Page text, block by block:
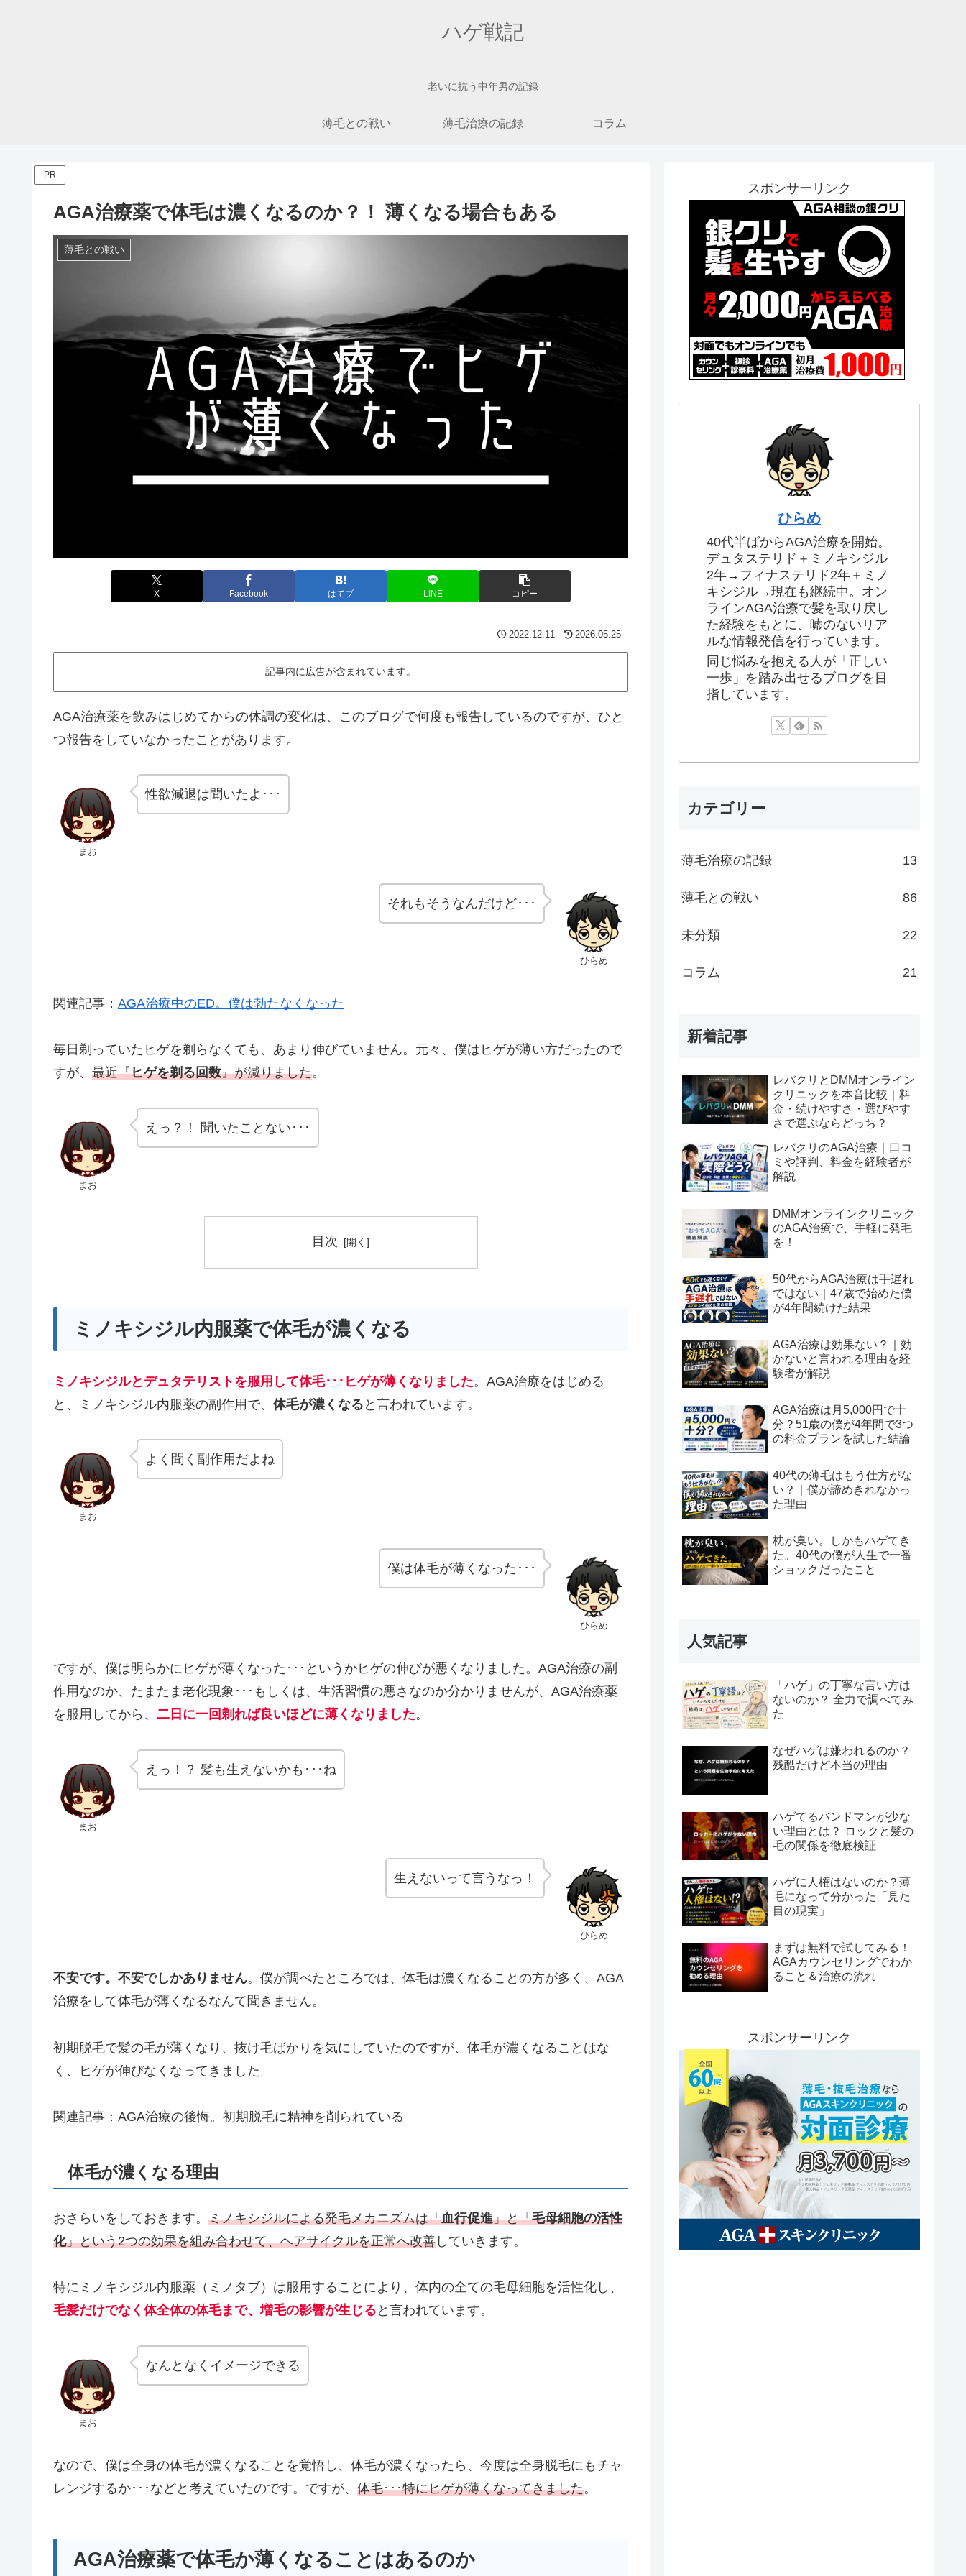
ハゲ戦記
老いに抗う中年男の記録
薄毛との戦い 薄毛治療の記録 コラム
PR
AGA治療薬で体毛は濃くなるのか？！ 薄くなる場合もある
薄毛との戦い
X Facebook はてブ LINE コピー
2022.12.11 2026.05.25
記事内に広告が含まれています。
AGA治療薬を飲みはじめてからの体調の変化は、このブログで何度も報告しているのですが、ひと
つ報告をしていなかったことがあります。
まお
性欲減退は聞いたよ･･･
ひらめ
それもそうなんだけど･･･
関連記事： AGA治療中のED。僕は勃たなくなった
毎日剃っていたヒゲを剃らなくても、あまり伸びていません。元々、僕はヒゲが薄い方だったので
すが、 最近『ヒゲを剃る回数』が減りました。
まお
えっ？！ 聞いたことない･･･
目次
ミノキシジル内服薬で体毛が濃くなる
ミノキシジルとデュタテリストを服用して体毛･･･ヒゲが薄くなりました。AGA治療をはじめる
と、ミノキシジル内服薬の副作用で、 体毛が濃くなる と言われています。
まお
よく聞く副作用だよね
ひらめ
僕は体毛が薄くなった･･･
ですが、僕は明らかにヒゲが薄くなった･･･というかヒゲの伸びが悪くなりました。AGA治療の副
作用なのか、たまたま老化現象･･･もしくは、生活習慣の悪さなのか分かりませんが、AGA治療薬
を服用してから、 二日に一回剃れば良いほどに薄くなりました。
まお
えっ！？ 髪も生えないかも･･･ね
ひらめ
生えないって言うなっ！
不安です。不安でしかありません。僕が調べたところでは、体毛は濃くなることの方が多く、AGA
治療をして体毛が薄くなるなんて聞きません。
初期脱毛で髪の毛が薄くなり、抜け毛ばかりを気にしていたのですが、体毛が濃くなることはな
く、ヒゲが伸びなくなってきました。
関連記事：AGA治療の後悔。初期脱毛に精神を削られている
体毛が濃くなる理由
おさらいをしておきます。 ミノキシジルによる発毛メカニズムは「血行促進」と「毛母細胞の活性
化」という2つの効果を組み合わせて、ヘアサイクルを正常へ改善 していきます。
特にミノキシジル内服薬（ミノタブ）は服用することにより、体内の全ての毛母細胞を活性化し、
毛髪だけでなく体全体の体毛まで、増毛の影響が生じる と言われています。
まお
なんとなくイメージできる
なので、僕は全身の体毛が濃くなることを覚悟し、体毛が濃くなったら、今度は全身脱毛にもチャ
レンジするか･･･などと考えていたのです。ですが、 体毛･･･特にヒゲが薄くなってきました。
AGA治療薬で体毛か薄くなることはあるのか
スポンサーリンク
ひらめ
40代半ばからAGA治療を開始。
デュタステリド＋ミノキシジル
2年→フィナステリド2年＋ミノ
キシジル→現在も継続中。オン
ラインAGA治療で髪を取り戻し
た経験をもとに、嘘のないリア
ルな情報発信を行っています。
同じ悩みを抱える人が「正しい
一歩」を踏み出せるブログを目
指しています。
カテゴリー
薄毛治療の記録 13
薄毛との戦い 86
未分類 22
コラム 21
新着記事
レバクリとDMMオンライン
クリニックを本音比較｜料
金・続けやすさ・選びやす
さで選ぶならどっち？
レバクリのAGA治療｜口コ
ミや評判、料金を経験者が
解説
DMMオンラインクリニック
のAGA治療で、手軽に発毛
を！
50代からAGA治療は手遅れ
ではない｜47歳で始めた僕
が4年間続けた結果
AGA治療は効果ない？｜効
かないと言われる理由を経
験者が解説
AGA治療は月5,000円で十
分？51歳の僕が4年間で3つ
の料金プランを試した結論
40代の薄毛はもう仕方がな
い？｜僕が諦めきれなかっ
た理由
枕が臭い。しかもハゲてき
た。40代の僕が人生で一番
ショックだったこと
人気記事
「ハゲ」の丁寧な言い方は
ないのか？ 全力で調べてみ
た
なぜハゲは嫌われるのか？
残酷だけど本当の理由
ハゲてるバンドマンが少な
い理由とは？ ロックと髪の
毛の関係を徹底検証
ハゲに人権はないのか？薄
毛になって分かった「見た
目の現実」
まずは無料で試してみる！
AGAカウンセリングでわか
ること＆治療の流れ
スポンサーリンク